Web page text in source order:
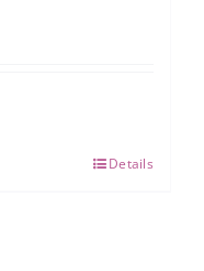
Details